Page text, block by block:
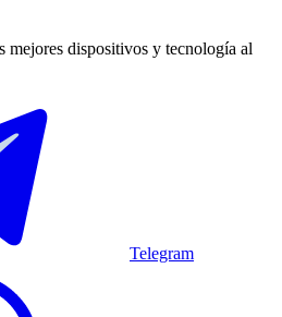
mejores dispositivos y tecnología al
Telegram